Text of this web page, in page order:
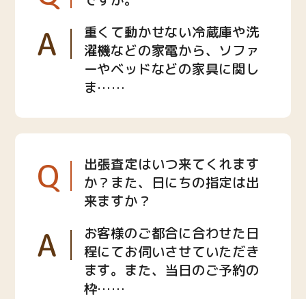
A
重くて動かせない冷蔵庫や洗
濯機などの家電から、ソファ
ーやベッドなどの家具に関し
ま……
Q
出張査定はいつ来てくれます
か？また、日にちの指定は出
来ますか？
A
お客様のご都合に合わせた日
程にてお伺いさせていただき
ます。また、当日のご予約の
枠……